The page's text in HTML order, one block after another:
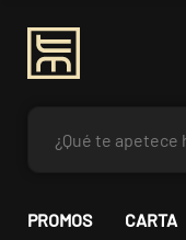
PROMOS CARTA